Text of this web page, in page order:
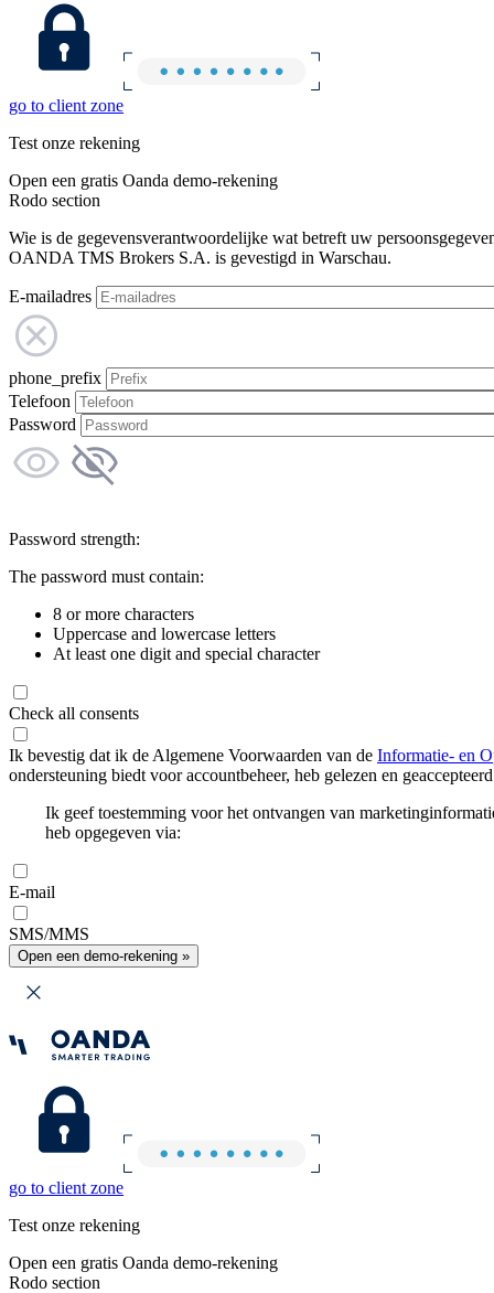
go to client zone
Test onze rekening
Open een gratis Oanda demo-rekening
Rodo section
Wie is de gegevensverantwoordelijke wat betreft uw
OANDA TMS Brokers S.A. is gevestigd in Warschau.
E-mailadres
phone_prefix
Telefoon
Password
Password strength:
The password must contain:
8 or more characters
Uppercase and lowercase letters
At least one digit and special character
Check all consents
Ik bevestig dat ik de Algemene Voorwaarden van de Informatie- en
ondersteuning biedt voor accountbeheer, heb gelezen en
Ik geef toestemming voor het ontvangen van
heb opgegeven via:
E-mail
SMS/MMS
Open een demo-rekening »
go to client zone
Test onze rekening
Open een gratis Oanda demo-rekening
Rodo section